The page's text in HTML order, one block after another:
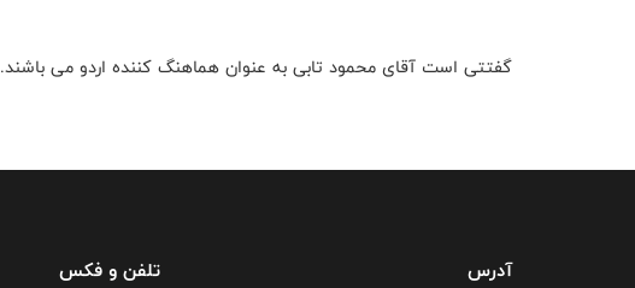
گفتتی است آقای محمود تابی به عنوان هماهنگ کننده اردو می باشند.
آدرس تلفن و فکس